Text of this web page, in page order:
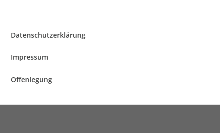
Daten­schutz­er­klä­rung
Impres­sum
Offen­le­gung